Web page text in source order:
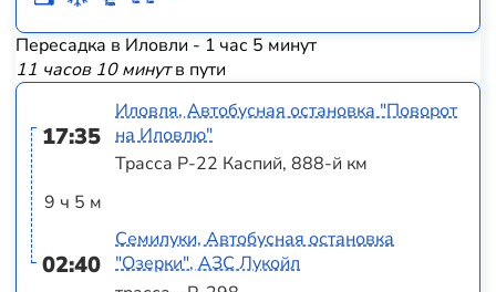
Пересадка в Иловли - 1 час 5 минут
11 часов 10 минутв пути
17:35
9 ч 5 м
02:40
Иловля, Автобусная остановка "Поворот
на Иловлю"
Трасса Р-22 Каспий, 888-й км
Семилуки, Автобусная остановка
"Озерки", АЗС Лукойл